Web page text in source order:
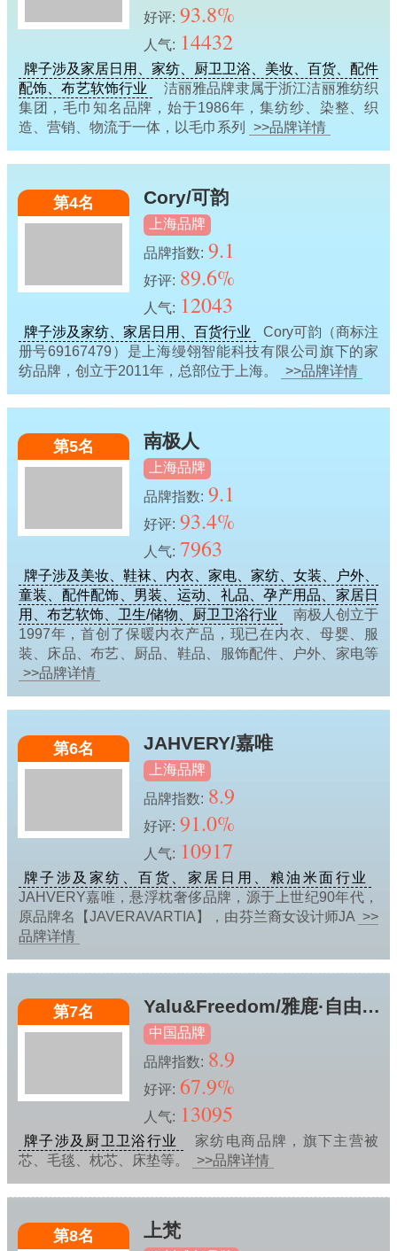
好评: 93.8%
人气: 14432
牌子涉及家居日用、家纺、厨卫卫浴、美妆、百货、配件
配饰、布艺软饰行业
洁丽雅品牌隶属于浙江洁丽雅纺织
集团，毛巾知名品牌，始于1986年，集纺纱、染整、织
造、营销、物流于一体，以毛巾系列
>>品牌详情
第4名 Cory/可韵
上海品牌
品牌指数: 9.1
好评: 89.6%
人气: 12043
牌子涉及家纺、家居日用、百货行业
Cory可韵（商标注
册号69167479）是上海缦翎智能科技有限公司旗下的家
纺品牌，创立于2011年，总部位于上海。
>>品牌详情
第5名 南极人
上海品牌
品牌指数: 9.1
好评: 93.4%
人气: 7963
牌子涉及美妆、鞋袜、内衣、家电、家纺、女装、户外、
童装、配件配饰、男装、运动、礼品、孕产用品、家居日
用、布艺软饰、卫生/储物、厨卫卫浴行业
南极人创立于
1997年，首创了保暖内衣产品，现已在内衣、母婴、服
装、床品、布艺、厨品、鞋品、服饰配件、户外、家电等
>>品牌详情
第6名 JAHVERY/嘉唯
上海品牌
品牌指数: 8.9
好评: 91.0%
人气: 10917
牌子涉及家纺、百货、家居日用、粮油米面行业
JAHVERY嘉唯，悬浮枕奢侈品牌，源于上世纪90年代，
原品牌名【JAVERAVARTIA】，由芬兰裔女设计师JA >>
品牌详情
第7名 Yalu&Freedom/雅鹿·自由自在
中国品牌
品牌指数: 8.9
好评: 67.9%
人气: 13095
牌子涉及厨卫卫浴行业
家纺电商品牌，旗下主营被
芯、毛毯、枕芯、床垫等。
>>品牌详情
第8名 上梵